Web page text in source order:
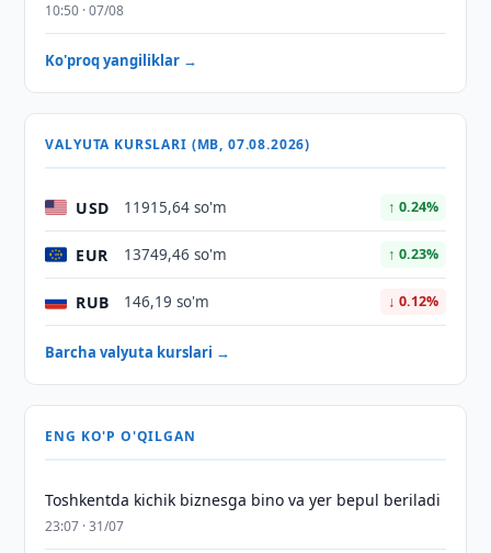
10:50 · 07/08
Ko'proq yangiliklar →
VALYUTA KURSLARI (MB, 07.08.2026)
USD 11915,64 so'm ↑ 0.24%
EUR 13749,46 so'm ↑ 0.23%
RUB 146,19 so'm ↓ 0.12%
Barcha valyuta kurslari →
ENG KO'P O'QILGAN
Toshkentda kichik biznesga bino va yer bepul beriladi
23:07 · 31/07